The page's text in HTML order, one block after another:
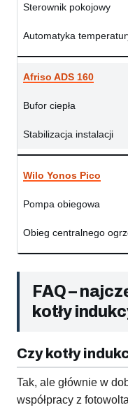
Sterownik pokojowy
Automatyka
Afriso ADS 160
Bufor ciepła
Stabilizacja instalacji
Wilo Yonos Pico
Pompa obiegowa
Obieg centralnego
FAQ –
kotły
Czy kotły
Tak, ale głównie w
współpracy z